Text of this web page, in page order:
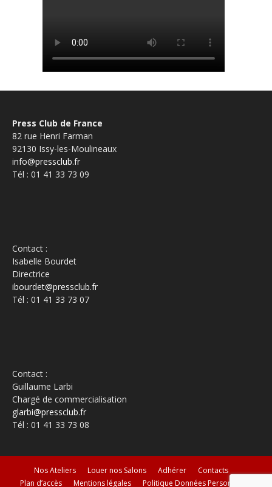
Press Club de France
82 rue Henri Farman
92130 Issy-les-Moulineaux
info@pressclub.fr
Tél : 01 41 33 73 09
Contact :
Isabelle Bourdet
Directrice
ibourdet@pressclub.fr
Tél : 01 41 33 73 07
Contact :
Guillaume Larbi
Chargé de commercialisation
glarbi@pressclub.fr
Tél : 01 41 33 73 08
Nos Ateliers Louer nos Salons Adhérer
Contacts
Plan d’accès
Mentions légales Politique Données Personnelles